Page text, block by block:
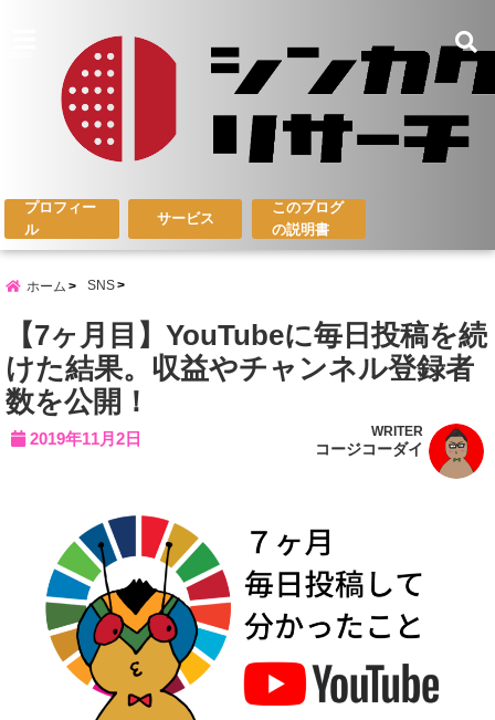
プロフィー
ル
サービス
このブログ
の説明書
ホーム SNS
【7ヶ月目】YouTubeに毎日投稿を続
けた結果。収益やチャンネル登録者
数を公開！
2019年11月2日 WRITER
コージコーダイ